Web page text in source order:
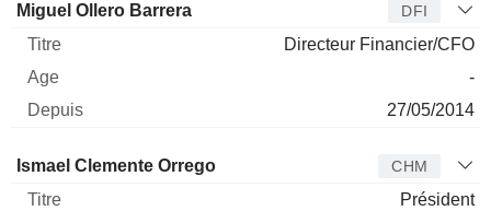
Miguel Ollero Barrera DFI
Directeur Financier/CFO
-
27/05/2014
Administrateur Titre Age
Ismael Clemente Orrego CHM
Président